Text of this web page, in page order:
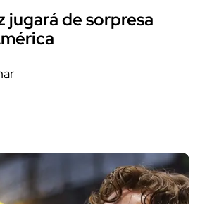
jugará de sorpresa